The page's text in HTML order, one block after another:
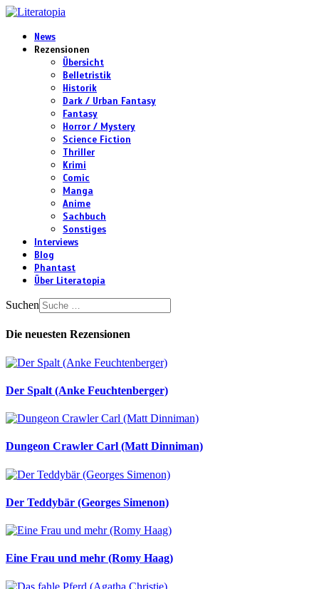
News
Rezensionen
Übersicht
Belletristik
Historik
Dark / Urban Fantasy
Fantasy
Horror / Mystery
Science Fiction
Thriller
Krimi
Comic
Manga
Anime
Sachbuch
Sonstiges
Interviews
Blog
Phantast
Über Literatopia
Suchen
Die neuesten Rezensionen
Der Spalt (Anke Feuchtenberger)
Dungeon Crawler Carl (Matt Dinniman)
Der Teddybär (Georges Simenon)
Eine Frau und mehr (Romy Haag)